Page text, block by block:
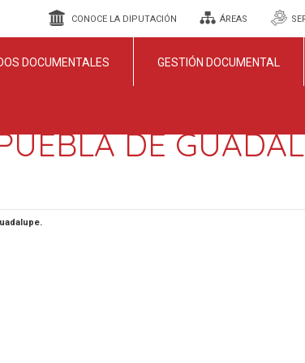
CONOCE LA DIPUTACIÓN ÁREAS
DOCUMENTALES GESTIÓN DOCUMENTAL
DE